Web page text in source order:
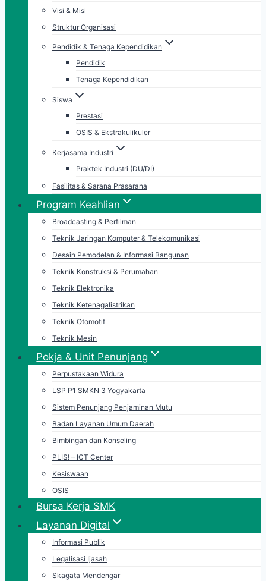
Visi & Misi
Struktur Organisasi
Pendidik & Tenaga Kependidikan
Pendidik
Tenaga Kependidikan
Siswa
Prestasi
OSIS & Ekstrakulikuler
Kerjasama Industri
Praktek Industri (DU/DI)
Fasilitas & Sarana Prasarana
Program Keahlian
Broadcasting & Perfilman
Teknik Jaringan Komputer & Telekomunikasi
Desain Pemodelan & Informasi Bangunan
Teknik Konstruksi & Perumahan
Teknik Elektronika
Teknik Ketenagalistrikan
Teknik Otomotif
Teknik Mesin
Pokja & Unit Penunjang
Perpustakaan Widura
LSP P1 SMKN 3 Yogyakarta
Sistem Penunjang Penjaminan Mutu
Badan Layanan Umum Daerah
Bimbingan dan Konseling
PLIS! – ICT Center
Kesiswaan
OSIS
Bursa Kerja SMK
Layanan Digital
Informasi Publik
Legalisasi Ijasah
Skagata Mendengar